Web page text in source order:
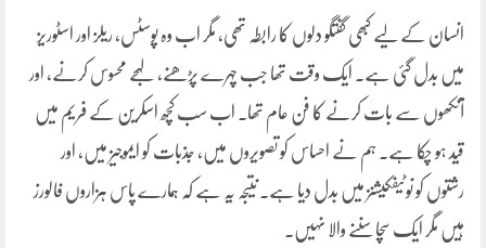
انسان کے لیے کبھی گفتگو دلوں کا رابطہ تھی، مگر اب وہ پوسٹس، ریلز اور اسٹوریز
میں بدل گئی ہے۔ ایک وقت تھا جب چہرے پڑھنے، لہجے محسوس کرنے، اور
آنکھوں سے بات کرنے کا فن عام تھا۔ اب سب کچھ اسکرین کے فریم میں
قید ہو چکا ہے۔ ہم نے احساس کو تصویروں میں، جذبات کو ایموجیز میں، اور
رشتوں کو نوٹیفکیشنز میں بدل دیا ہے۔ نتیجہ یہ ہے کہ ہمارے پاس ہزاروں فالورز
ہیں مگر ایک سچا سننے والا نہیں۔